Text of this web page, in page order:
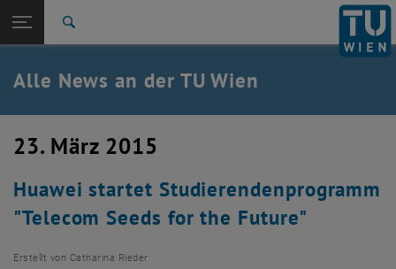
TU Login
Quicklinks
Quicklinks-Menü umschalten
Studium
Karriere
Zurück: Subseiten von TU Wien Startseite auflisten
Zurück zur letzten Ebene:
TU Wien Startseite
Übersicht
Alle News an der TU Wien
23. März 2015
Huawei startet Studierendenprogramm
"Telecom Seeds for the Future"
Erstellt von Catharina Rieder